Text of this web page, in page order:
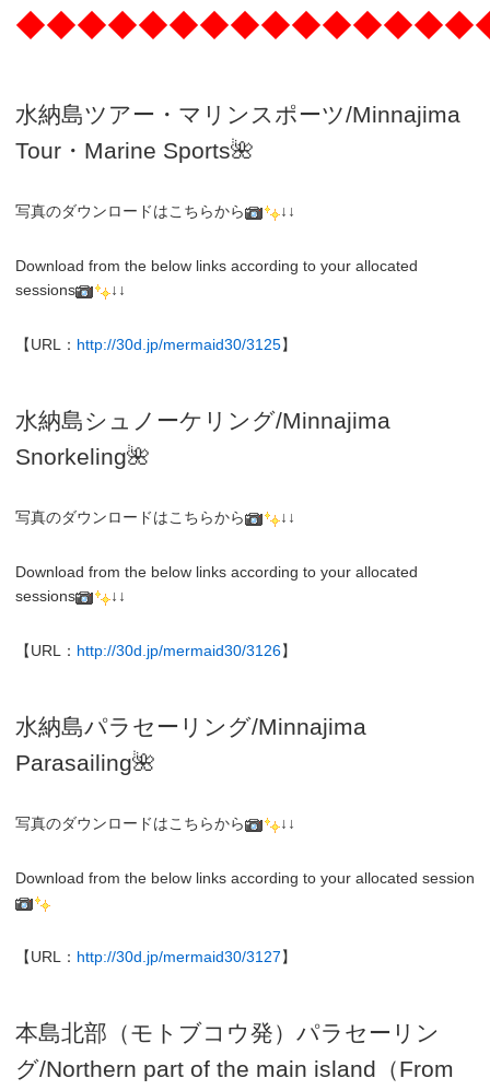
水納島ツアー・マリンスポーツ/Minnajima
Tour・Marine Sports🌺
写真のダウンロードはこちらから ↓↓
Download from the below links according to your allocated
sessions
↓↓
【URL： http://30d.jp/mermaid30/3125】
水納島シュノーケリング/Minnajima
Snorkeling🌺
写真のダウンロードはこちらから ↓↓
Download from the below links according to your allocated
sessions
↓↓
【URL： http://30d.jp/mermaid30/3126】
水納島パラセーリング/Minnajima
Parasailing🌺
写真のダウンロードはこちらから ↓↓
Download from the below links according to your allocated session
【URL： http://30d.jp/mermaid30/3127】
本島北部（モトブコウ発）パラセーリン
グ/Northern part of the main island（From